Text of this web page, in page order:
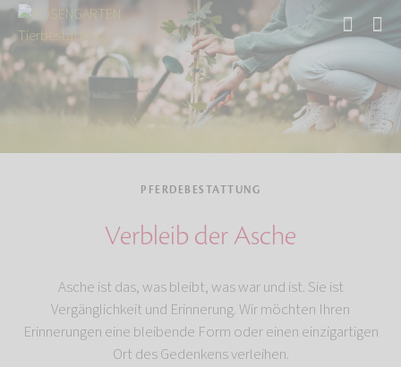
Start Tierbestattung Pferdebestattung
PFERDEBESTATTUNG
Verbleib der Asche
Asche ist das, was bleibt, was war und ist. Sie ist
Vergänglichkeit und Erinnerung. Wir möchten Ihren
Erinnerungen eine bleibende Form oder einen einzigartigen
Ort des Gedenkens verleihen.